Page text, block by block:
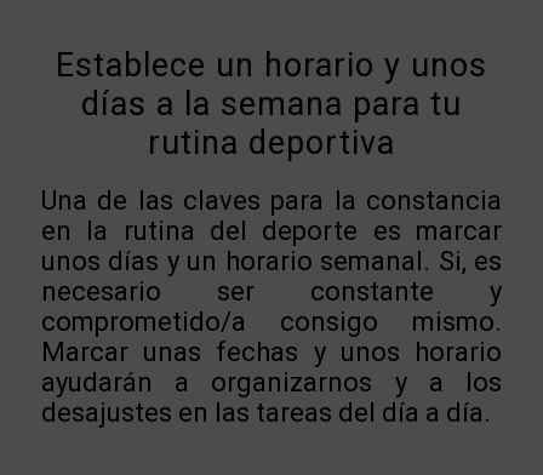
Establece un horario y unos
días a la semana para tu
rutina deportiva
Una de las claves para la constancia
en la rutina del deporte es marcar
unos días y un horario semanal. Si, es
necesario ser constante y
comprometido/a consigo mismo.
Marcar unas fechas y unos horario
ayudarán a organizarnos y a los
desajustes en las tareas del día a día.